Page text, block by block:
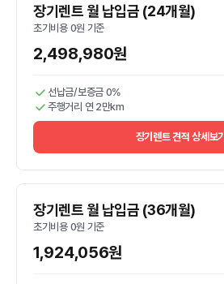
장기렌트 월 납입금 (24개월)
초기비용 0원 기준
2,498,980원
선납금/보증금 0%
주행거리 연 2만km
장기렌트 견적 상세보기
장기렌트 월 납입금 (36개월)
초기비용 0원 기준
1,924,056원